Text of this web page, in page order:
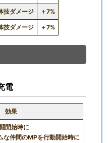
技ダメージ ＋7%
技ダメージ ＋7%
電
効果
開始時に
な仲間のMPを行動開始時に